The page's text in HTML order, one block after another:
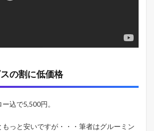
の割に低価格
込で5,500円。
もっと安いですが・・・筆者はグルーミン